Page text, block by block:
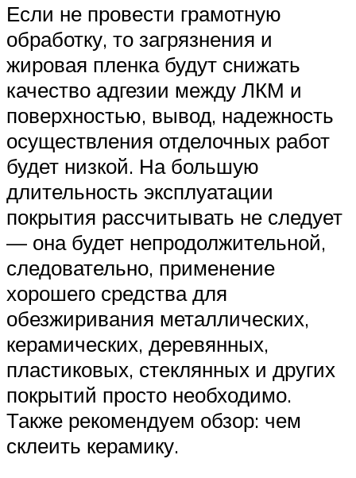
Если не провести грамотную
обработку, то загрязнения и
жировая пленка будут снижать
качество адгезии между ЛКМ и
поверхностью, вывод, надежность
осуществления отделочных работ
будет низкой. На большую
длительность эксплуатации
покрытия рассчитывать не следует
— она будет непродолжительной,
следовательно, применение
хорошего средства для
обезжиривания металлических,
керамических, деревянных,
пластиковых, стеклянных и других
покрытий просто необходимо.
Также рекомендуем обзор: чем
склеить керамику.